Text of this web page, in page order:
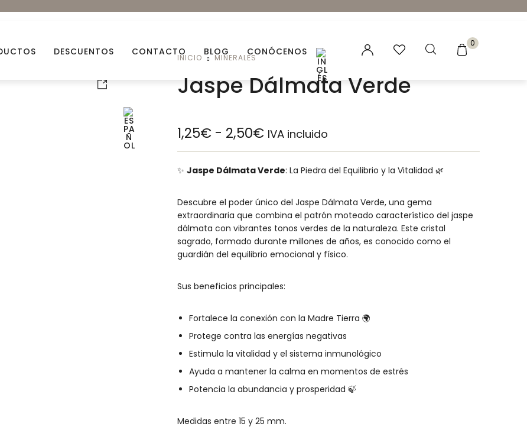
Aceites esenciales
Arcillas Naturales
Ceras Naturales
Minerales
Packs
DESCUENTOS CONTACTO BLOG CONÓCENOS
0
INICIO
MINERALES
Jaspe Dálmata Verde
1,25€ - 2,50€ IVA incluido
✨ Jaspe Dálmata Verde: La Piedra del Equilibrio y la Vitalidad 🌿
Descubre el poder único del Jaspe Dálmata Verde, una gema
extraordinaria que combina el patrón moteado característico del jaspe
dálmata con vibrantes tonos verdes de la naturaleza. Este cristal
sagrado, formado durante millones de años, es conocido como el
guardián del equilibrio emocional y físico.
Sus beneficios principales:
Fortalece la conexión con la Madre Tierra 🌍
Protege contra las energías negativas
Estimula la vitalidad y el sistema inmunológico
Ayuda a mantener la calma en momentos de estrés
Potencia la abundancia y prosperidad 🍃
Medidas entre 15 y 25 mm.